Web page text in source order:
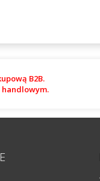
B2B.
handlowym.